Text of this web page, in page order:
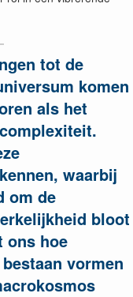
tot de
komen
als het
waarbij
om de
bloot
ons hoe
vormen